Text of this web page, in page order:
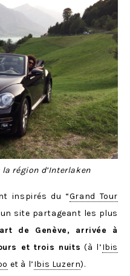
la région d’Interlaken
inspirés du “Grand Tour
site partageant les plus
de Genève, arrivée à
et trois nuits (à l’Ibis
et à l’Ibis Luzern).